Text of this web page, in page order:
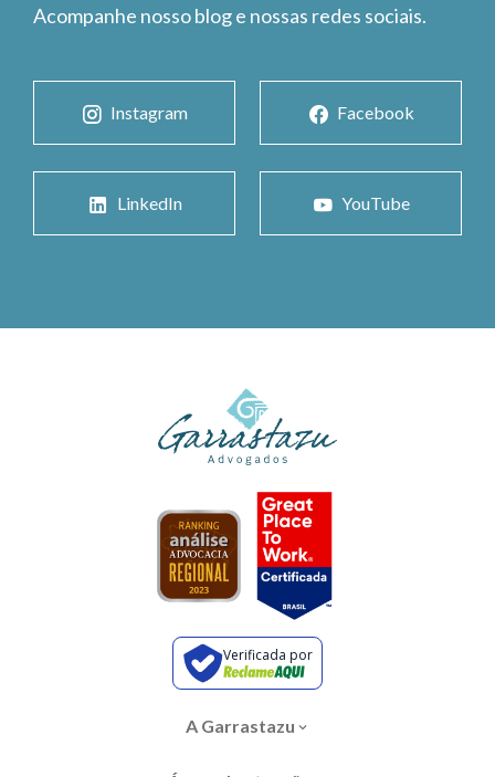
Acompanhe nosso blog e nossas redes sociais.
Instagram Facebook
LinkedIn YouTube
Verificada por
A Garrastazu